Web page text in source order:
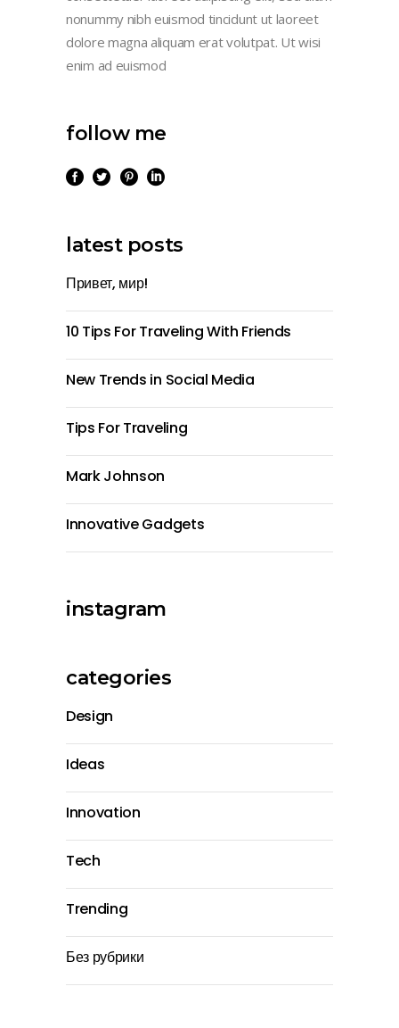
nonummy nibh euismod tincidunt ut laoreet
dolore magna aliquam erat volutpat. Ut wisi
enim ad euismod
follow me
latest posts
Привет, мир!
10 Tips For Traveling With Friends
New Trends in Social Media
Tips For Traveling
Mark Johnson
Innovative Gadgets
instagram
categories
Design
Ideas
Innovation
Tech
Trending
Без рубрики